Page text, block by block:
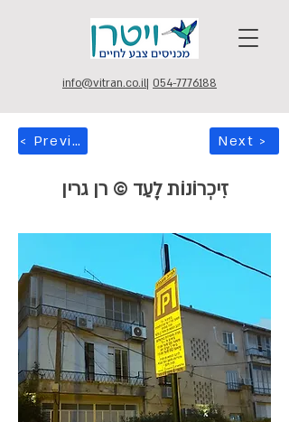
info@vitran.co.il| 054-7776188
< Previous Next >
זִיכְרוֹנוֹת לָעַד © רן גרין